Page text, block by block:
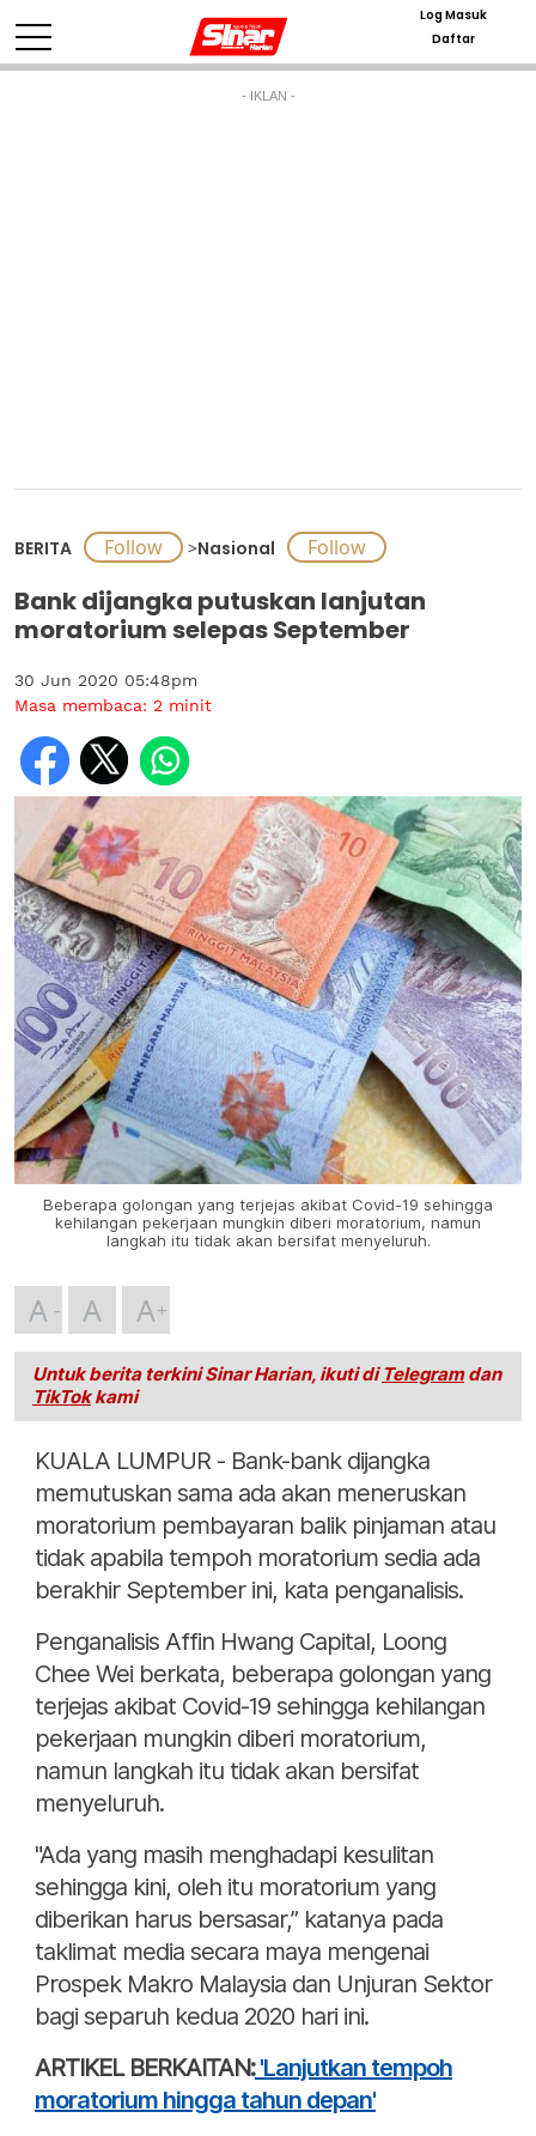
Log Masuk
Daftar
- IKLAN -
BERITA >Nasional
Bank dijangka putuskan lanjutan
moratorium selepas September
30 Jun 2020 05:48pm
Masa membaca: 2 minit
Beberapa golongan yang terjejas akibat Covid-19 sehingga
kehilangan pekerjaan mungkin diberi moratorium, namun
langkah itu tidak akan bersifat menyeluruh.
A A A
Untuk berita terkini Sinar Harian, ikuti di Telegramdan
TikTokkami
KUALA LUMPUR - Bank-bank dijangka
memutuskan sama ada akan meneruskan
moratorium pembayaran balik pinjaman atau
tidak apabila tempoh moratorium sedia ada
berakhir September ini, kata penganalisis.
Penganalisis Affin Hwang Capital, Loong
Chee Wei berkata, beberapa golongan yang
terjejas akibat Covid-19 sehingga kehilangan
pekerjaan mungkin diberi moratorium,
namun langkah itu tidak akan bersifat
menyeluruh.
"Ada yang masih menghadapi kesulitan
sehingga kini, oleh itu moratorium yang
diberikan harus bersasar,” katanya pada
taklimat media secara maya mengenai
Prospek Makro Malaysia dan Unjuran Sektor
bagi separuh kedua 2020 hari ini.
ARTIKEL BERKAITAN:'Lanjutkan tempoh
moratorium hingga tahun depan'